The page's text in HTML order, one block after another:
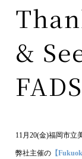
&
11月20(金)福岡市立
弊社主催の 【